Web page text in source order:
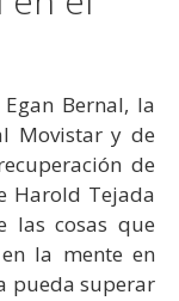
Bernal, la
Movistar y de
de
Harold Tejada
las cosas que
la mente en
pueda superar